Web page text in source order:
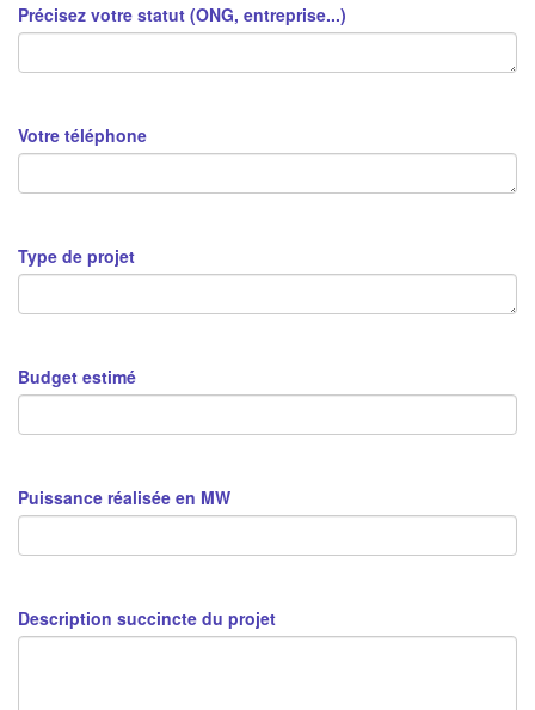
Précisez votre statut (ONG, entreprise...)
Votre téléphone
Type de projet
Budget estimé
Puissance réalisée en MW
Description succincte du projet